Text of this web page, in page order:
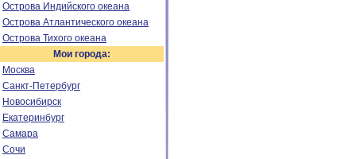
Острова Индийского океана
Острова Атлантического океана
Острова Тихого океана
Мои города:
Москва
Санкт-Петербург
Новосибирск
Екатеринбург
Самара
Сочи